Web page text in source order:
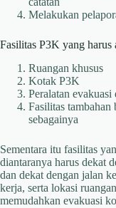
Melakukan
Fasilitas P3K yang harus
Ruangan khusus
Kotak P3K
Peralatan evakuasi
Fasilitas
sebagainya
Sementara itu fasilitas
diantaranya harus dekat
dan dekat dengan jalan
kerja, serta lokasi
memudahkan evakuasi